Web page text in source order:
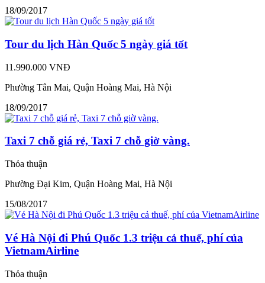
18/09/2017
Tour du lịch Hàn Quốc 5 ngày giá tốt
11.990.000 VNĐ
Phường Tân Mai, Quận Hoàng Mai, Hà Nội
18/09/2017
Taxi 7 chỗ giá rẻ, Taxi 7 chỗ giờ vàng.
Thỏa thuận
Phường Đại Kim, Quận Hoàng Mai, Hà Nội
15/08/2017
Vé Hà Nội đi Phú Quốc 1.3 triệu cả thuế, phí của
VietnamAirline
Thỏa thuận